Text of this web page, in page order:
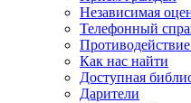
Независимая
Телефонный
Как нас найти
Доступная
Дарители